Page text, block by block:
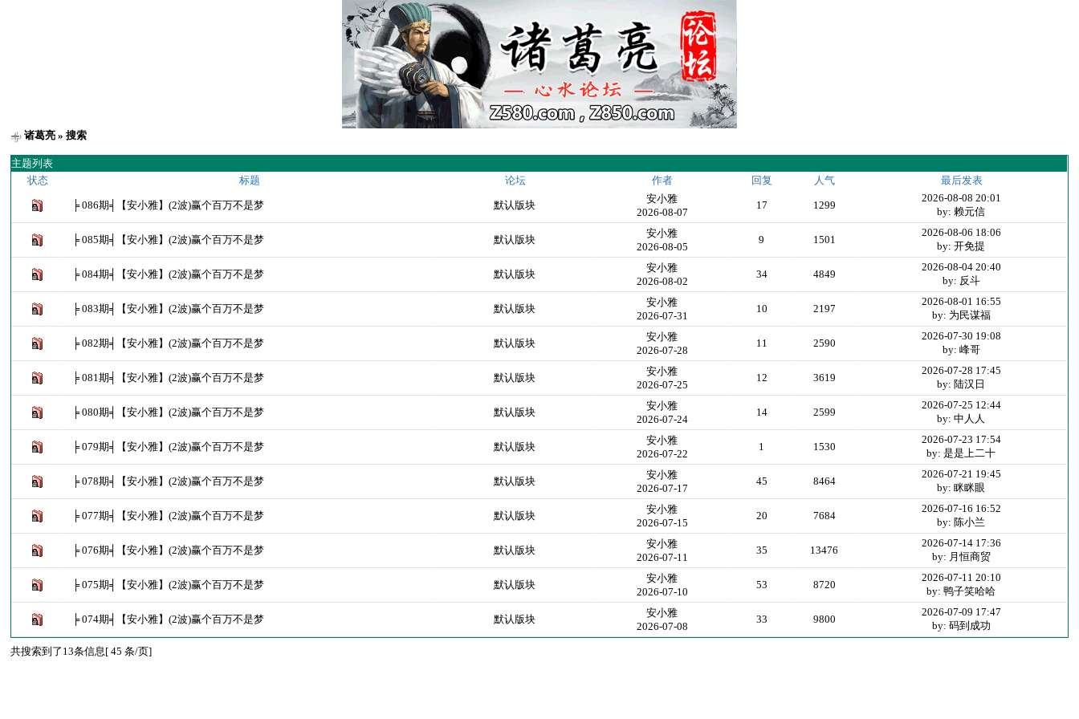
诸葛亮 » 搜索
主题列表
状态
标题 论坛 作者 回复 人气 最后发表
╞ 086期╡【安小雅】(2波)赢个百万不是梦 默认版块
安小雅
2026-08-07
17 1299
2026-08-08 20:01
by: 赖元信
╞ 085期╡【安小雅】(2波)赢个百万不是梦 默认版块
安小雅
2026-08-05
9 1501
2026-08-06 18:06
by: 开免提
╞ 084期╡【安小雅】(2波)赢个百万不是梦 默认版块
安小雅
2026-08-02
34 4849
2026-08-04 20:40
by: 反斗
╞ 083期╡【安小雅】(2波)赢个百万不是梦 默认版块
安小雅
2026-07-31
10 2197
2026-08-01 16:55
by: 为民谋福
╞ 082期╡【安小雅】(2波)赢个百万不是梦 默认版块
安小雅
2026-07-28
11 2590
2026-07-30 19:08
by: 峰哥
╞ 081期╡【安小雅】(2波)赢个百万不是梦 默认版块
安小雅
2026-07-25
12 3619
2026-07-28 17:45
by: 陆汉日
╞ 080期╡【安小雅】(2波)赢个百万不是梦 默认版块
安小雅
2026-07-24
14 2599
2026-07-25 12:44
by: 中人人
╞ 079期╡【安小雅】(2波)赢个百万不是梦 默认版块
安小雅
2026-07-22
1 1530
2026-07-23 17:54
by: 是是上二十
╞ 078期╡【安小雅】(2波)赢个百万不是梦 默认版块
安小雅
2026-07-17
45 8464
2026-07-21 19:45
by: 眯眯眼
╞ 077期╡【安小雅】(2波)赢个百万不是梦 默认版块
安小雅
2026-07-15
20 7684
2026-07-16 16:52
by: 陈小兰
╞ 076期╡【安小雅】(2波)赢个百万不是梦 默认版块
安小雅
2026-07-11
35 13476
2026-07-14 17:36
by: 月恒商贸
╞ 075期╡【安小雅】(2波)赢个百万不是梦 默认版块
安小雅
2026-07-10
53 8720
2026-07-11 20:10
by: 鸭子笑哈哈
╞ 074期╡【安小雅】(2波)赢个百万不是梦 默认版块
安小雅
2026-07-08
33 9800
2026-07-09 17:47
by: 码到成功
共搜索到了13条信息[ 45 条/页]